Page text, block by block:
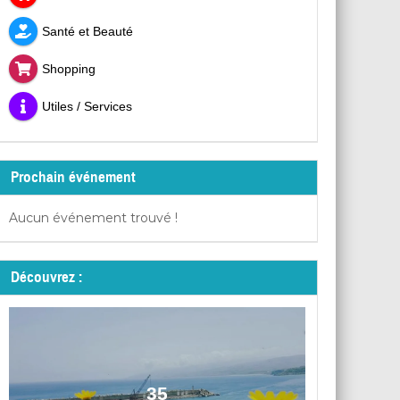
Santé et Beauté
Shopping
Utiles / Services
Prochain événement
Aucun événement trouvé !
Découvrez :
35